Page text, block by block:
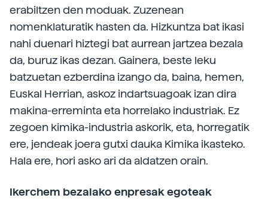
erabiltzen den moduak. Zuzenean
nomenklaturatik hasten da. Hizkuntza bat ikasi
nahi duenari hiztegi bat aurrean jartzea bezala
da, buruz ikas dezan. Gainera, beste leku
batzuetan ezberdina izango da, baina, hemen,
Euskal Herrian, askoz indartsuagoak izan dira
makina-erreminta eta horrelako industriak. Ez
zegoen kimika-industria askorik, eta, horregatik
ere, jendeak joera gutxi dauka Kimika ikasteko.
Hala ere, hori asko ari da aldatzen orain.
Ikerchem bezalako enpresak egoteak